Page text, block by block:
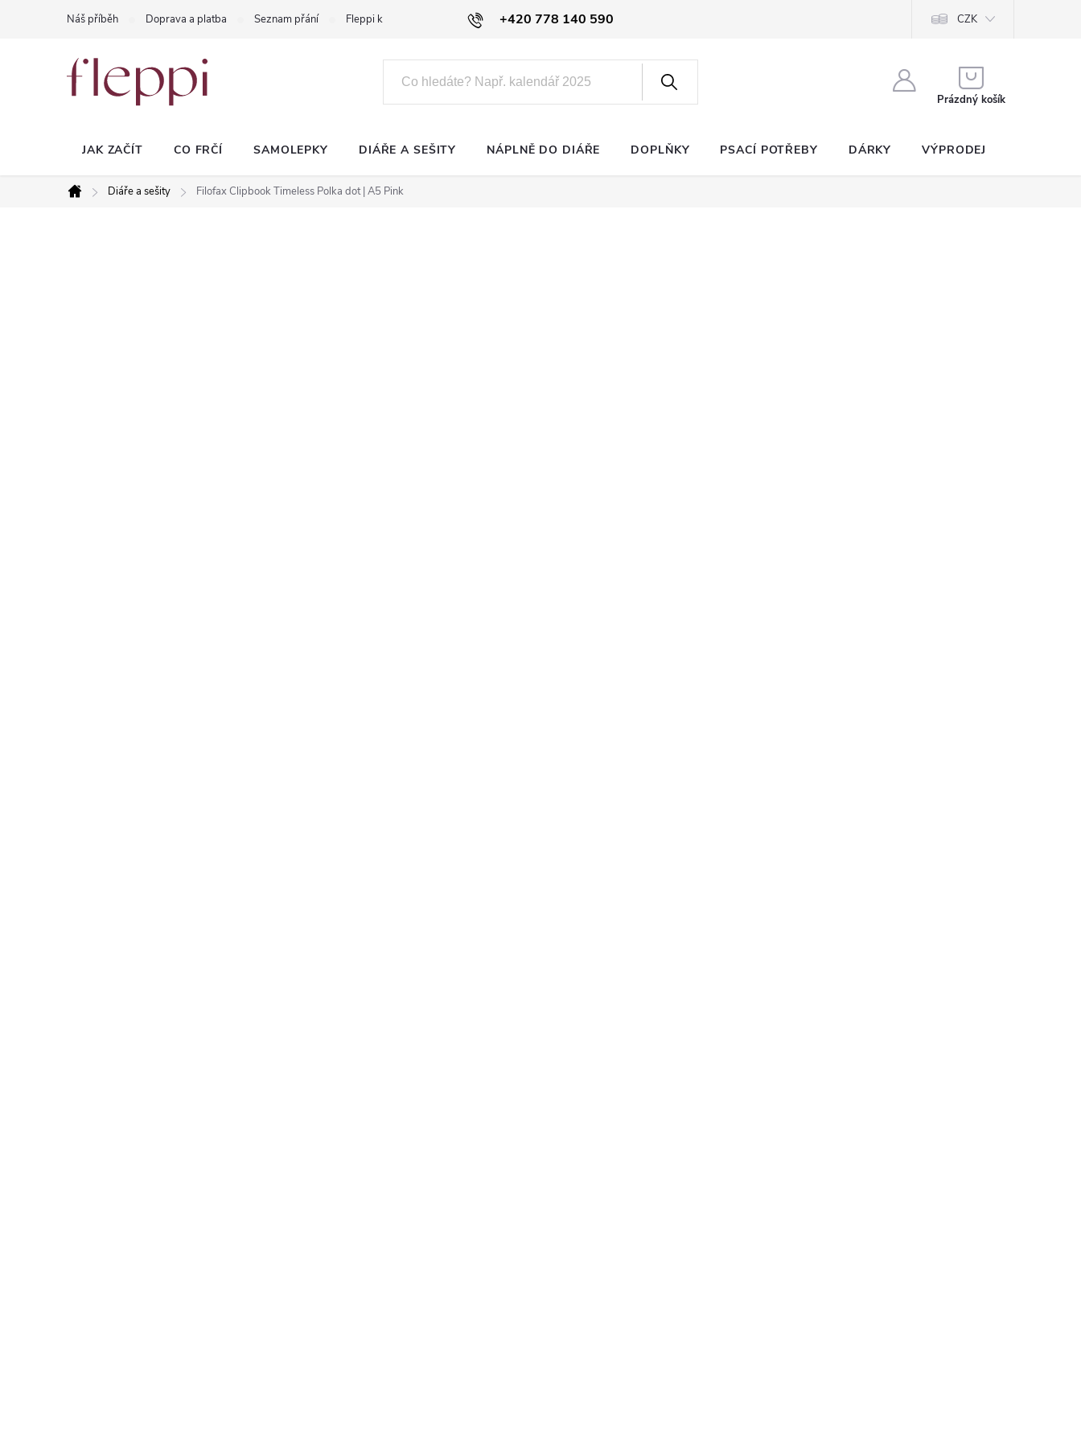
+420 778 140 590
Náš příběh Doprava a platba Seznam přání Fleppi klub CZK
KOŠÍK
Prázdný košík
JAK ZAČÍT CO FRČÍ SAMOLEPKY DIÁŘE A SEŠITY NÁPLNĚ DO DIÁŘE DOPLŇKY PSACÍ POTŘEBY DÁRKY VÝPRODEJ
Domů
Diáře a sešity Filofax Clipbook Timeless Polka dot | A5 Pink